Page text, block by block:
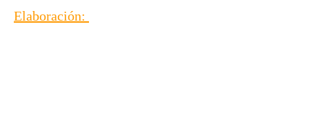
Elaboración: